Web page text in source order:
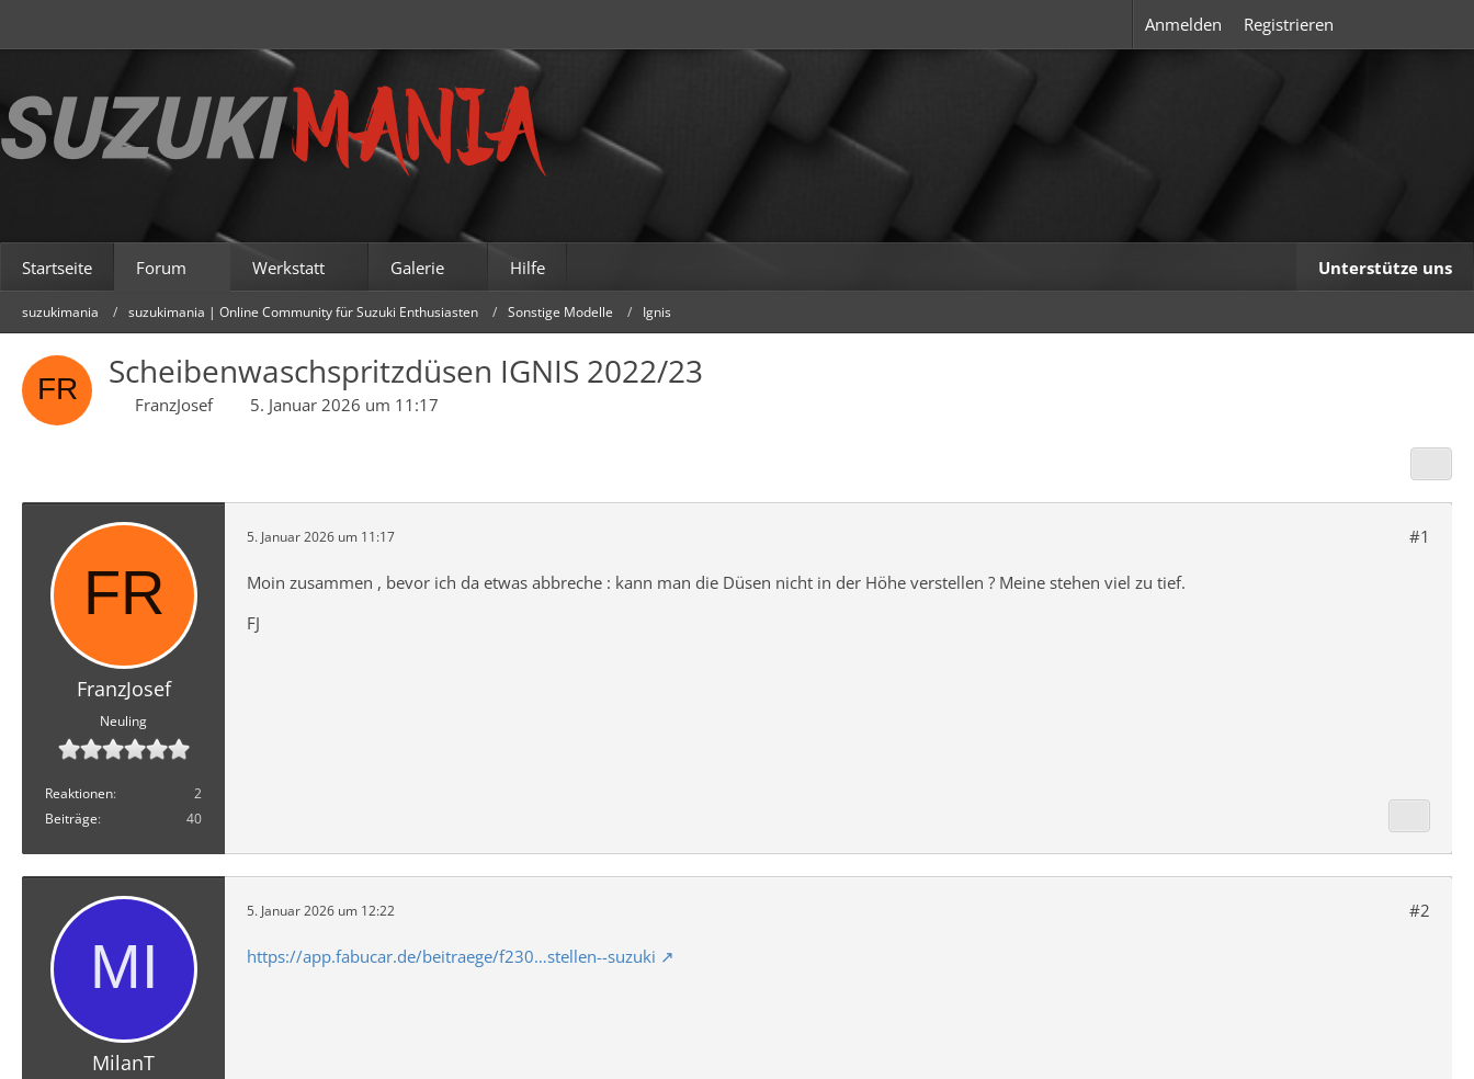
Anmelden Registrieren
Startseite Forum Werkstatt Galerie Hilfe Unterstütze uns
suzukimania suzukimania | Online Community für Suzuki Enthusiasten Sonstige Modelle Ignis
Scheibenwaschspritzdüsen IGNIS 2022/23
FranzJosef 5. Januar 2026 um 11:17
FranzJosef
Neuling
Reaktionen
2
Beiträge
40
5. Januar 2026 um 11:17 #1
Moin zusammen , bevor ich da etwas abbreche : kann man die Düsen nicht in der Höhe verstellen ? Meine stehen viel zu tief.
FJ
MilanT
5. Januar 2026 um 12:22 #2
https://app.fabucar.de/beitraege/f230…stellen--suzuki